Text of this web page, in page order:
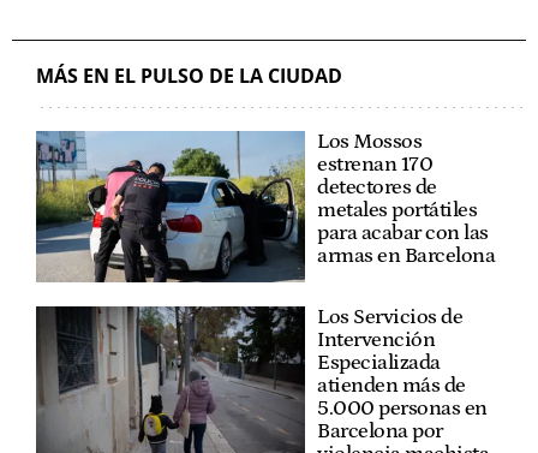
MÁS EN EL PULSO DE LA CIUDAD
Los Mossos
estrenan 170
detectores de
metales portátiles
para acabar con las
armas en Barcelona
Los Servicios de
Intervención
Especializada
atienden más de
5.000 personas en
Barcelona por